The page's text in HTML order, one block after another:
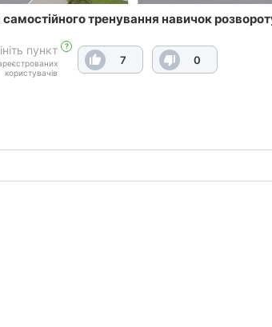
тренування навичок
пункт ?
користувачів
7 0